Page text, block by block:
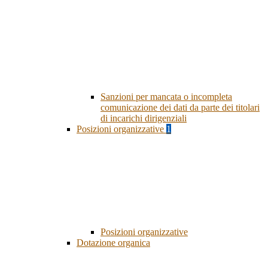
Sanzioni per mancata o incompleta
comunicazione dei dati da parte dei titolari
di incarichi dirigenziali
Posizioni organizzative 1
Posizioni organizzative
Dotazione organica